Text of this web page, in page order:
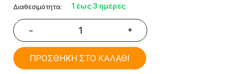
Διαθεσιμότητα: 1 έως 3 ημέρες
− +
ΠΡΟΣΘΗΚΗ ΣΤΟ ΚΑΛΑΘΙ